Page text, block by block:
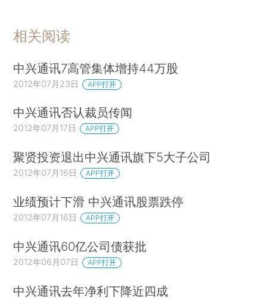
相关阅读
中兴通讯7高管集体增持44万股
2012年07月23日 APP打开
中兴通讯否认裁员传闻
2012年07月17日 APP打开
聚贤投资退出中兴通讯旗下5大子公司
2012年07月16日 APP打开
业绩预计下滑 中兴通讯股票跌停
2012年07月16日 APP打开
中兴通讯60亿公司债获批
2012年06月07日 APP打开
中兴通讯去年净利下降近四成